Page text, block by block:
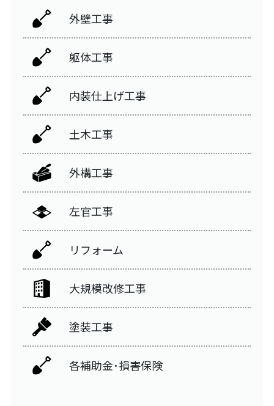
外壁工事
躯体工事
内装仕上げ工事
土木工事
外構工事
左官工事
リフォーム
大規模改修工事
塗装工事
各補助金･損害保険